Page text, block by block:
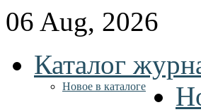
06 Aug, 2026
Каталог
Новое в каталоге